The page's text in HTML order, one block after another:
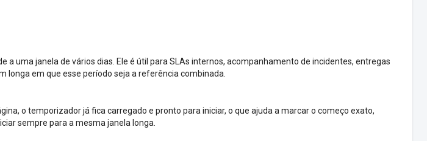
a uma janela de vários dias. Ele é útil para SLAs internos, acompanhamento de incidentes, entregas
em que esse período seja a referência combinada.
o temporizador já fica carregado e pronto para iniciar, o que ajuda a marcar o começo exato,
sempre para a mesma janela longa.